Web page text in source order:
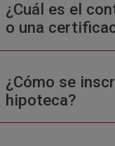
¿Cuál es el
o una
¿Cómo se
hipoteca?